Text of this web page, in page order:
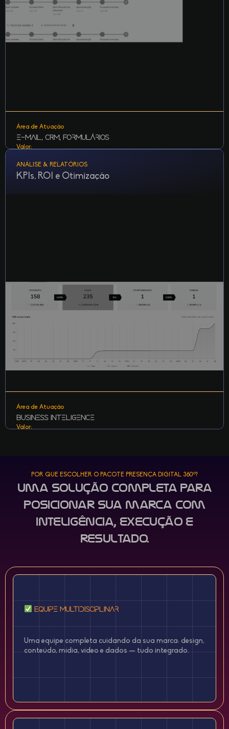
Área de Atuação
e-Mail, CRM, Formulários
Valor:
ANÁLISE & RELATÓRIOS
KPIs, ROI e Otimização
Área de Atuação
Business Inteligence
Valor:
campanhas e sugestões de melhoria contínua.
POR QUE ESCOLHER O PACOTE PRESENÇA DIGITAL 360º?
Uma solução completa para
posicionar sua marca com
inteligência, execução e
resultado.
Equipe Multidisciplinar
Uma equipe completa cuidando da sua marca: design,
conteúdo, mídia, vídeo e dados — tudo integrado.